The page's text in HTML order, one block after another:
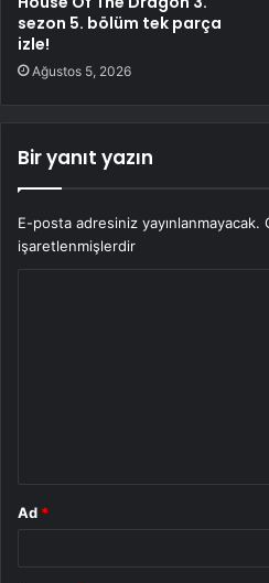
sezon 5. bölüm tek parça
izle!
Ağustos 5, 2026
Bir yanıt yazın
E-posta adresiniz yayınlanmayacak.
işaretlenmişlerdir
Ad *